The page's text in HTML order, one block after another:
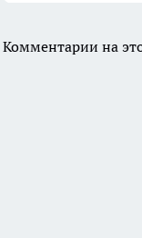
Комментарии на